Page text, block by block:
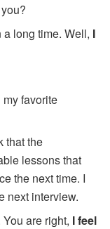
a long time. Well, I
favorite
that the
lessons that
the next time. I
next interview.
are right, I feel